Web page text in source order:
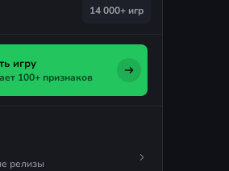
14 000+ игр
игру
100+ признаков
релизы